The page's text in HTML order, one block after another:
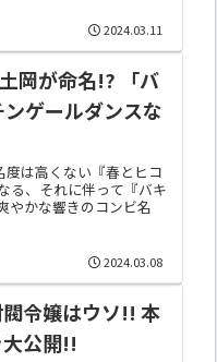
2024.03.11
岡が命名!? 「バ
ゲールダンスな
は高くない『春とヒコ
る、それに伴って『バキ
やかな響きのコンビ名
2024.03.08
令嬢はウソ!! 本
公開!!